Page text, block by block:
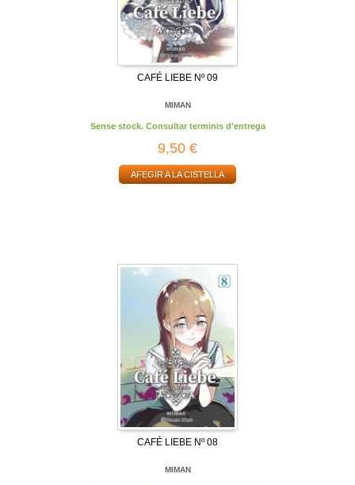
CAFÉ LIEBE Nº 09
MIMAN
Sense stock. Consultar terminis d'entrega
9,50 €
AFEGIR A LA CISTELLA
CAFÉ LIEBE Nº 08
MIMAN